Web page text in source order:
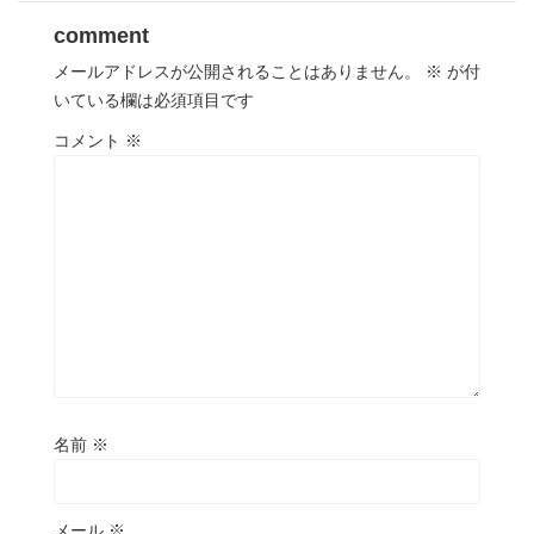
comment
メールアドレスが公開されることはありません。 ※ が付
いている欄は必須項目です
コメント ※
名前 ※
メール ※